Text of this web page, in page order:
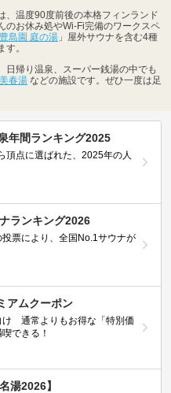
、温度90度前後の本格フィンランド
のお休み処やWi-Fi完備のワークスペ
島園 庭の湯 」屋外サウナを含む4種
。
日帰り温泉、スーパー銭湯の中でも
美春湯 などの施設です。ぜひ一度は足
年間ランキング2025
頂点に選ばれた、2025年の人
ランキング2026
票により、全国No.1サウナが
アムクーポン
け 通常よりもお得な「特別価
できる！
湯2026】